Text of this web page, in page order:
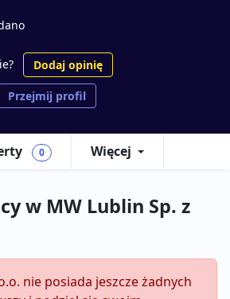
Dodaj opinię
Przejmij profil
0 Więcej
w MW Lublin Sp. z
nie posiada jeszcze żadnych